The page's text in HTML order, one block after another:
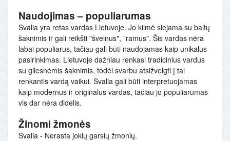
Naudojimas – populiarumas
Svalia yra retas vardas Lietuvoje. Jo kilmė siejama su baltų
šaknimis ir gali reikšti "švelnus", "ramus". Šis vardas nėra
labai populiarus, tačiau gali būti naudojamas kaip unikalus
pasirinkimas. Lietuvoje dažniau renkasi tradicinius vardus
su gilesnėmis šaknimis, todėl svarbu atsižvelgti į tai
renkantis vardą vaikui. Svalia gali būti interpretuojamas
kaip modernus ir originalus vardas, tačiau jo populiarumas
vis dar nėra didelis.
Žinomi žmonės
Svalia - Nerasta jokių garsių žmonių.